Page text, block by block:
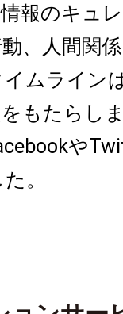
報のキュ
、人間関
ムライン
もたらし
や
。